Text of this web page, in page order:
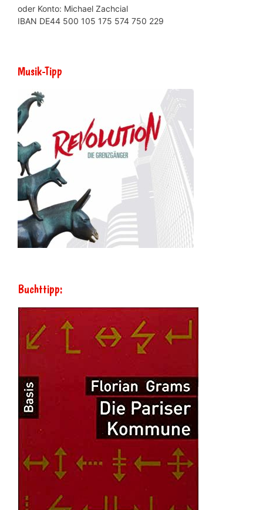
oder Konto: Michael Zachcial
IBAN DE44 500 105 175 574 750 229
Musik-Tipp
Buchttipp: